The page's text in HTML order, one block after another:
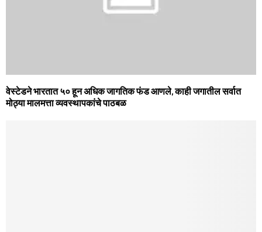
वेस्‍टेडने भारतात ५० हून अधिक जागतिक फंड आणले, काही जगातील सर्वात
मोठ्या मालमत्ता व्‍यवस्‍थापकांचे पाठबळ